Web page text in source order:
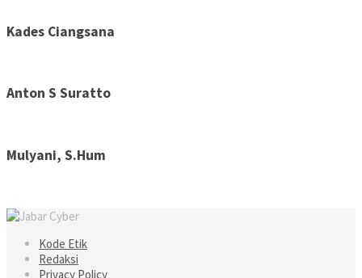
Kades Ciangsana
Anton S Suratto
Mulyani, S.Hum
Kode Etik
Redaksi
Privacy Policy